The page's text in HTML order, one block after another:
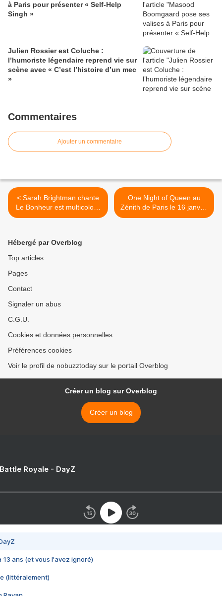
à Paris pour présenter « Self-Help
Singh »
Julien Rossier est Coluche :
l’humoriste légendaire reprend vie sur
scène avec « C’est l’histoire d’un mec
»
Commentaires
Ajouter un commentaire
< Sarah Brightman chante
Le Bonheur est multicolore
de Jean-Jacques Goldman
One Night of Queen au
Zénith de Paris le 16 janvier
2024, à réserver sur No
Hébergé par Overblog
Top articles
Pages
Contact
Signaler un abus
C.G.U.
Cookies et données personnelles
Préférences cookies
Voir le profil de nobuzztoday sur le portail Overblog
Créer un blog sur Overblog
Créer un blog
Royale - DayZ
13 ans (et vous l'avez ignoré)
(littéralement)